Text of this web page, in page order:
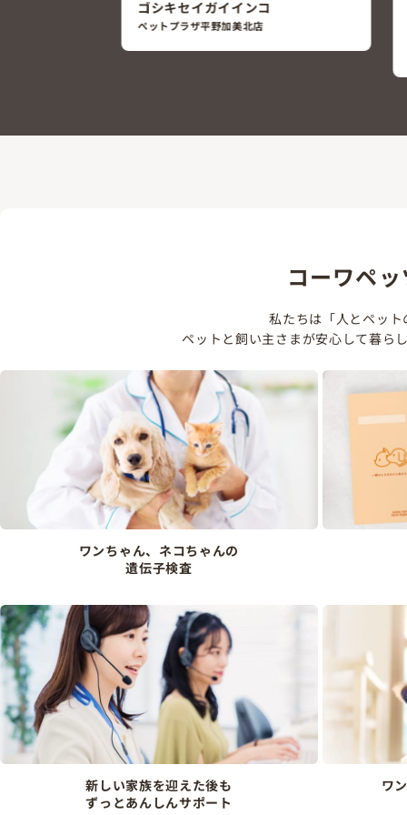
【ヒナ割】ホオミドリウロコインコ
（ミント）
ペットプラザ平野加美北店
￥137,600
コーワペ
私たちは「人とペッ
ペットと飼い主さまが安心して暮ら
ワンちゃん、ネコちゃんの
遺伝子検査
新しい家族を迎えた後も
ずっとあんしんサポート
ワ